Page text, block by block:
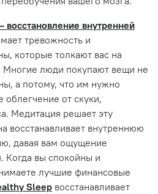
внутренней
тревожность и
которые толкают вас на
Многие люди покупают вещи не
а потому, что им нужно
облегчение от скуки,
Медитация решает эту
восстанавливает внутреннюю
давая вам ощущение
Когда вы спокойны и
лучшие финансовые
Sleep восстанавливает